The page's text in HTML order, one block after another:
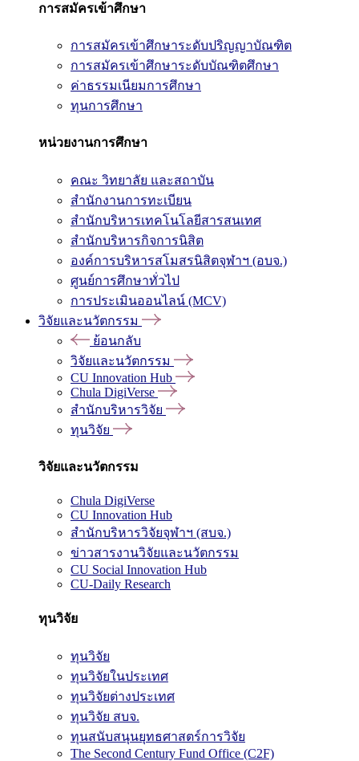
การสมัครเข้าศึกษา
การสมัครเข้าศึกษาระดับปริญญาบัณฑิต
การสมัครเข้าศึกษาระดับบัณฑิตศึกษา
ค่าธรรมเนียมการศึกษา
ทุนการศึกษา
หน่วยงานการศึกษา
คณะ วิทยาลัย และสถาบัน
สำนักงานการทะเบียน
สำนักบริหารเทคโนโลยีสารสนเทศ
สำนักบริหารกิจการนิสิต
องค์การบริหารสโมสรนิสิตจุฬาฯ (อบจ.)
ศูนย์การศึกษาทั่วไป
การประเมินออนไลน์ (MCV)
วิจัยและนวัตกรรม
ย้อนกลับ
วิจัยและนวัตกรรม
CU Innovation Hub
Chula DigiVerse
สำนักบริหารวิจัย
ทุนวิจัย
วิจัยและนวัตกรรม
Chula DigiVerse
CU Innovation Hub
สำนักบริหารวิจัยจุฬาฯ (สบจ.)
ข่าวสารงานวิจัยและนวัตกรรม
CU Social Innovation Hub
CU-Daily Research
ทุนวิจัย
ทุนวิจัย
ทุนวิจัยในประเทศ
ทุนวิจัยต่างประเทศ
ทุนวิจัย สบจ.
ทุนสนับสนุนยุทธศาสตร์การวิจัย
The Second Century Fund Office (C2F)